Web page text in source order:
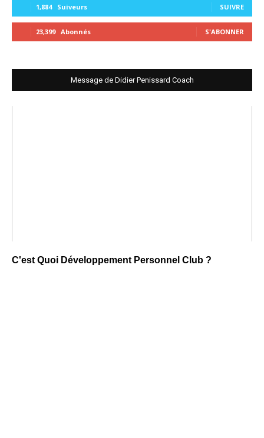
1,884 Suiveurs SUIVRE
23,399 Abonnés S'ABONNER
Message de Didier Penissard Coach
C'est Quoi Développement Personnel Club ?